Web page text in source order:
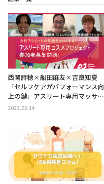
西岡詩穂×船田麻友×吉良知夏
「セルフケアがパフォーマンス向
上の鍵」アスリート専用マッサ…
2023.03.14